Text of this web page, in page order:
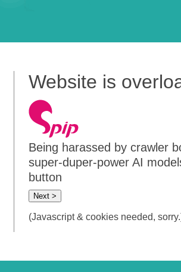
Website is
Being harassed by crawler
super-duper-power AI
button
Next >
(Javascript & cookies needed,